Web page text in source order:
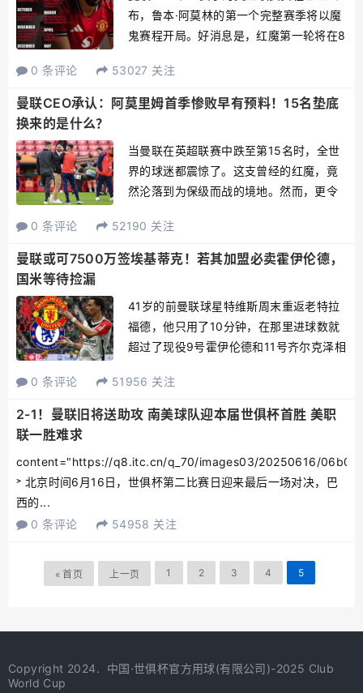
布，鲁本·阿莫林的第一个完整赛季将以魔
鬼赛程开局。好消息是，红魔第一轮将在8
对手阿森纳。英超新赛季的揭幕战将由卫
冕冠军利物浦对阵伯恩茅斯，其余比赛是
0 条评论 53027 关注
曼联CEO承认：阿莫里姆首季惨败早有预料！15名垫底
换来的是什么？
当曼联在英超联赛中跌至第15名时，全世
界的球迷都震惊了。这支曾经的红魔，竟
然沦落到为保级而战的境地。然而，更令
公开承认："我们早就知道会这样。" 这句
话如同一颗重磅炸弹，在足坛掀起轩然大
0 条评论 52190 关注
曼联或可7500万签埃基蒂克！若其加盟必卖霍伊伦德，
国米等待捡漏
41岁的前曼联球星特维斯周末重返老特拉
福德，他只用了10分钟，在那里进球数就
超过了现役9号霍伊伦德和11号齐尔克泽相
一球，而特维斯独中四元，他出场后2分钟
就进了两个。故此，不难理解曼联想要一
0 条评论 51956 关注
2-1！曼联旧将送助攻 南美球队迎本届世俱杯首胜 美职
联一胜难求
content="https://q8.itc.cn/q_70/images03/20250616/
˃ 北京时间6月16日，世俱杯第二比赛日迎来最后一场对决，巴
西的...
0 条评论
54958 关注
« 首页 上一页 1 2 3 4 5
Copyright 2024. 中国·世俱杯官方用球(有限公司)-2025 Club
World Cup